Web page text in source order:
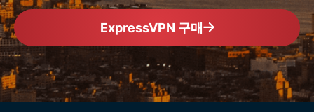
ExpressVPN 구매